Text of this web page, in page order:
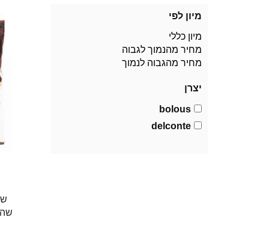
מיון לפי
מיון כללי
מחיר מהנמוך לגבוה
מחיר מהגבוה לנמוך
יצרן
bolous
delconte